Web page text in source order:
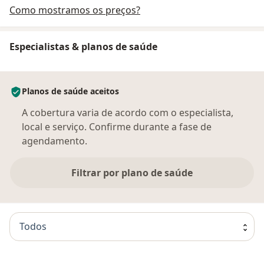
Como mostramos os preços?
Especialistas & planos de saúde
Planos de saúde aceitos
A cobertura varia de acordo com o especialista,
local e serviço. Confirme durante a fase de
agendamento.
Filtrar por plano de saúde
Todos